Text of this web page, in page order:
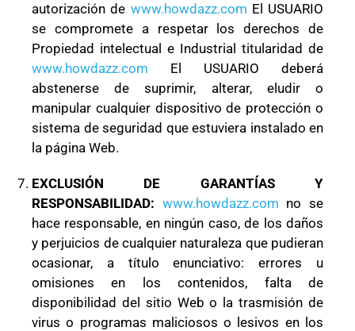
autorización de www.howdazz.com El USUARIO
se compromete a respetar los derechos de
Propiedad intelectual e Industrial titularidad de
www.howdazz.com El USUARIO deberá
abstenerse de suprimir, alterar, eludir o
manipular cualquier dispositivo de protección o
sistema de seguridad que estuviera instalado en
la página Web.
EXCLUSIÓN DE GARANTÍAS Y
RESPONSABILIDAD: www.howdazz.com no se
hace responsable, en ningún caso, de los daños
y perjuicios de cualquier naturaleza que pudieran
ocasionar, a título enunciativo: errores u
omisiones en los contenidos, falta de
disponibilidad del sitio Web o la trasmisión de
virus o programas maliciosos o lesivos en los